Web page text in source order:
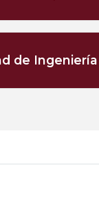
de Ingeniería